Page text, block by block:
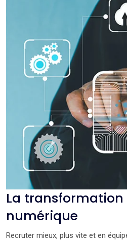
La transformation
numérique
Recruter mieux, plus vite et en